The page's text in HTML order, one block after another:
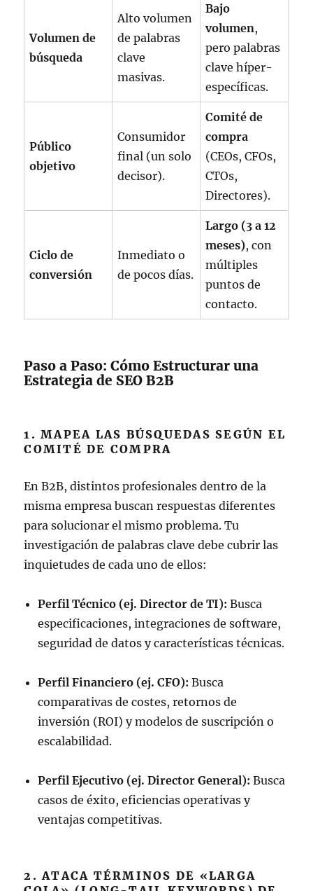
Volumen de
búsqueda
Alto volumen
de palabras
clave
masivas.
Bajo
volumen,
pero palabras
clave híper-
específicas.
Público
objetivo
Consumidor
final (un solo
decisor).
Comité de
compra
(CEOs, CFOs,
CTOs,
Directores).
Ciclo de
conversión
Inmediato o
de pocos días.
Largo (3 a 12
meses), con
múltiples
puntos de
contacto.
Paso a Paso: Cómo Estructurar una
Estrategia de SEO B2B
1. MAPEA LAS BÚSQUEDAS SEGÚN EL
COMITÉ DE COMPRA
En B2B, distintos profesionales dentro de la
misma empresa buscan respuestas diferentes
para solucionar el mismo problema. Tu
investigación de palabras clave debe cubrir las
inquietudes de cada uno de ellos:
Perfil Técnico (ej. Director de TI): Busca
especificaciones, integraciones de software,
seguridad de datos y características técnicas.
Perfil Financiero (ej. CFO): Busca
comparativas de costes, retornos de
inversión (ROI) y modelos de suscripción o
escalabilidad.
Perfil Ejecutivo (ej. Director General): Busca
casos de éxito, eficiencias operativas y
ventajas competitivas.
2. ATACA TÉRMINOS DE «LARGA